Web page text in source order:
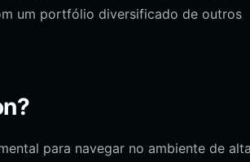
um portfólio diversificado de outros
para navegar no ambiente de